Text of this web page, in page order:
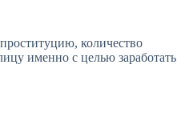
количество
именно с целью заработать